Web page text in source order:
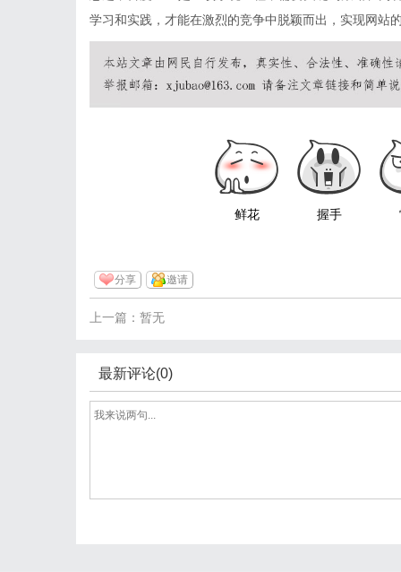
学习和实践，才能在激烈的竞争中脱颖而出，实现网站
鲜花 握手
分享 邀请
上一篇：暂无
最新评论(0)